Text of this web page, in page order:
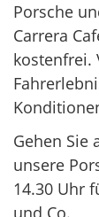
Porsche
Carrera
kostenfrei.
Gehen Sie
unsere
14.30 Uhr